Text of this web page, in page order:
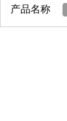
产品名称